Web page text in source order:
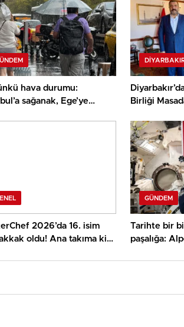
hava durumu:
sağanak, Ege’ye
Birliği
2026’da 16. isim
oldu! Ana takıma kim
GÜNDEM
Tarihte bir
paşalığa: